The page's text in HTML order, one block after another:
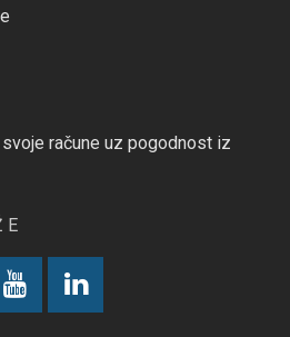
račune uz pogodnost iz